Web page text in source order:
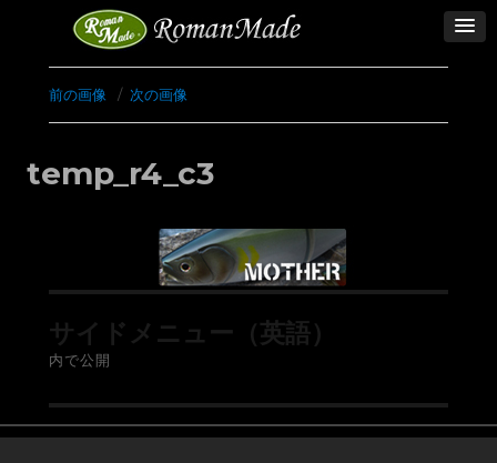
前の画像 次の画像
temp_r4_c3
サイドメニュー（英語）
内で公開